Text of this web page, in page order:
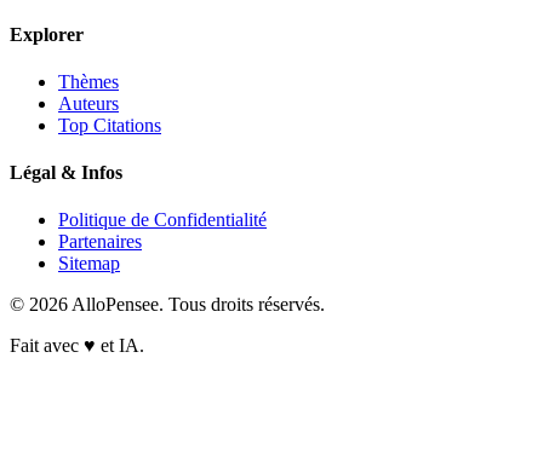
Explorer
Thèmes
Auteurs
Top Citations
Légal & Infos
Politique de Confidentialité
Partenaires
Sitemap
© 2026 AlloPensee. Tous droits réservés.
Fait avec ♥ et IA.